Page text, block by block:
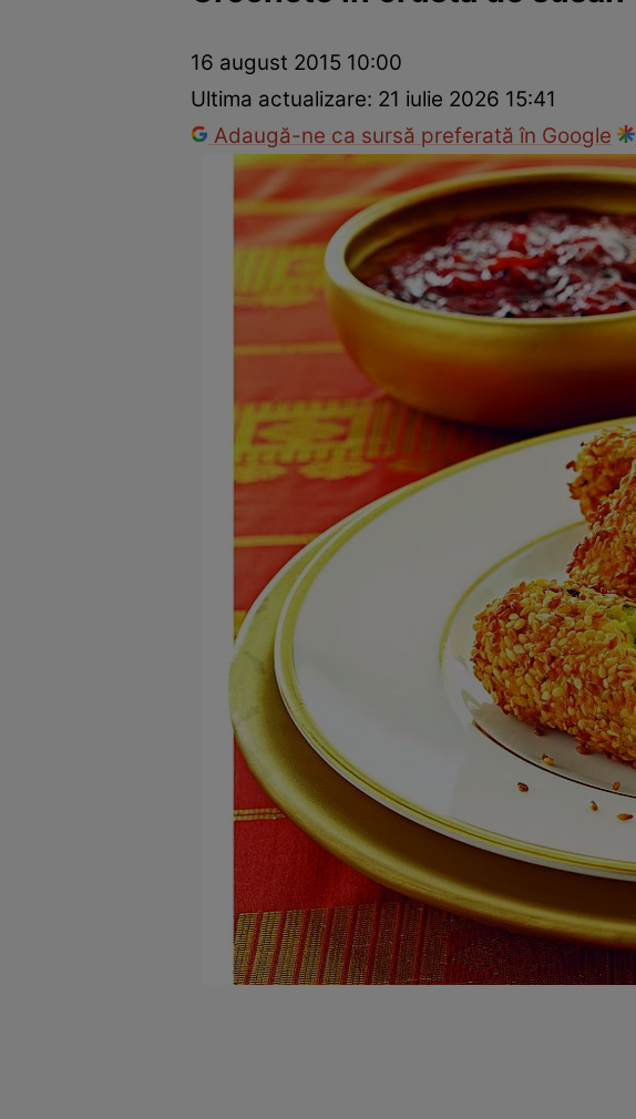
Mâncăruri rapideRețete cu legume
16 august 2015 10:00
Ultima actualizare: 21 iulie 2026 15:41
Adaugă-ne ca sursă preferată în Google